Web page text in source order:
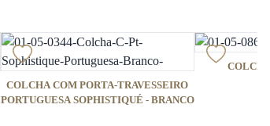
COLCHA COM PORTA-TRAVESSEIRO
PORTUGUESA SOPHISTIQUÉ - BRANCO